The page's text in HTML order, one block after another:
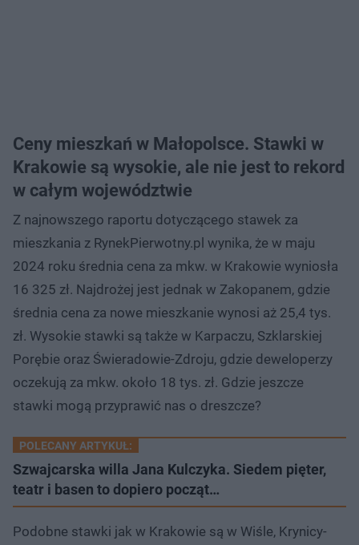
Ceny mieszkań w Małopolsce. Stawki w
Krakowie są wysokie, ale nie jest to rekord
w całym województwie
Z najnowszego raportu dotyczącego stawek za
mieszkania z RynekPierwotny.pl wynika, że w maju
2024 roku średnia cena za mkw. w Krakowie wyniosła
16 325 zł. Najdrożej jest jednak w Zakopanem, gdzie
średnia cena za nowe mieszkanie wynosi aż 25,4 tys.
zł. Wysokie stawki są także w Karpaczu, Szklarskiej
Porębie oraz Świeradowie-Zdroju, gdzie deweloperzy
oczekują za mkw. około 18 tys. zł. Gdzie jeszcze
stawki mogą przyprawić nas o dreszcze?
POLECANY ARTYKUŁ:
Szwajcarska willa Jana Kulczyka. Siedem pięter,
teatr i basen to dopiero począt…
Podobne stawki jak w Krakowie są w Wiśle, Krynicy-